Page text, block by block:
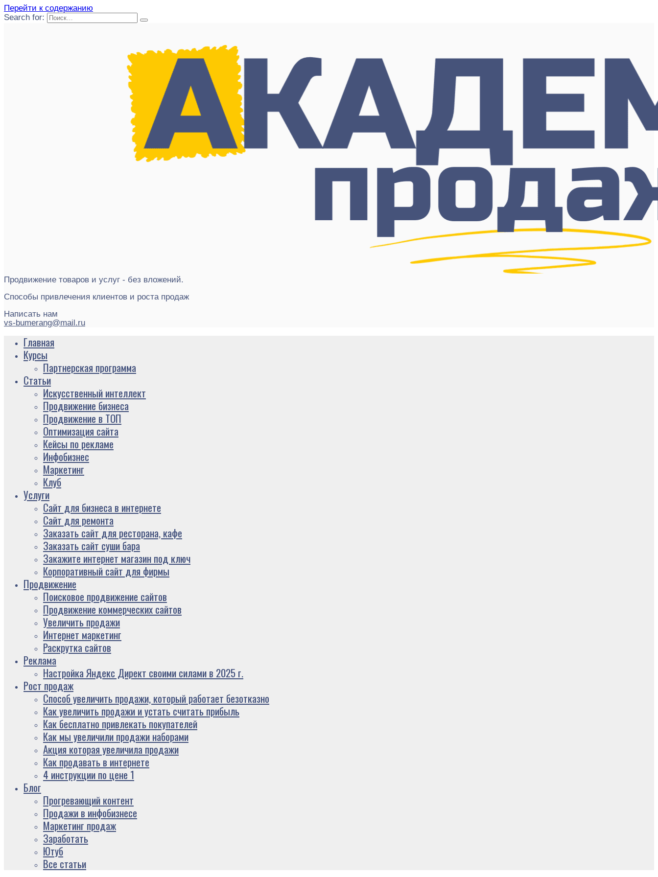
Перейти к содержанию
Search for:
Продвижение товаров и услуг - без вложений.
Способы привлечения клиентов и роста продаж
Написать нам
vs-bumerang@mail.ru
Главная
Курсы
Партнерская программа
Статьи
Искусственный интеллект
Продвижение бизнеса
Продвижение в ТОП
Оптимизация сайта
Кейсы по рекламе
Инфобизнес
Маркетинг
Клуб
Услуги
Сайт для бизнеса в интернете
Сайт для ремонта
Заказать сайт для ресторана, кафе
Заказать сайт суши бара
Закажите интернет магазин под ключ
Корпоративный сайт для фирмы
Продвижение
Поисковое продвижение сайтов
Продвижение коммерческих сайтов
Увеличить продажи
Интернет маркетинг
Раскрутка сайтов
Реклама
Настройка Яндекс Директ своими силами в 2025 г.
Рост продаж
Способ увеличить продажи, который работает безотказно
Как увеличить продажи и устать считать прибыль
Как бесплатно привлекать покупателей
Как мы увеличили продажи наборами
Акция которая увеличила продажи
Как продавать в интернете
4 инструкции по цене 1
Блог
Прогревающий контент
Продажи в инфобизнесе
Маркетинг продаж
Заработать
Ютуб
Все статьи